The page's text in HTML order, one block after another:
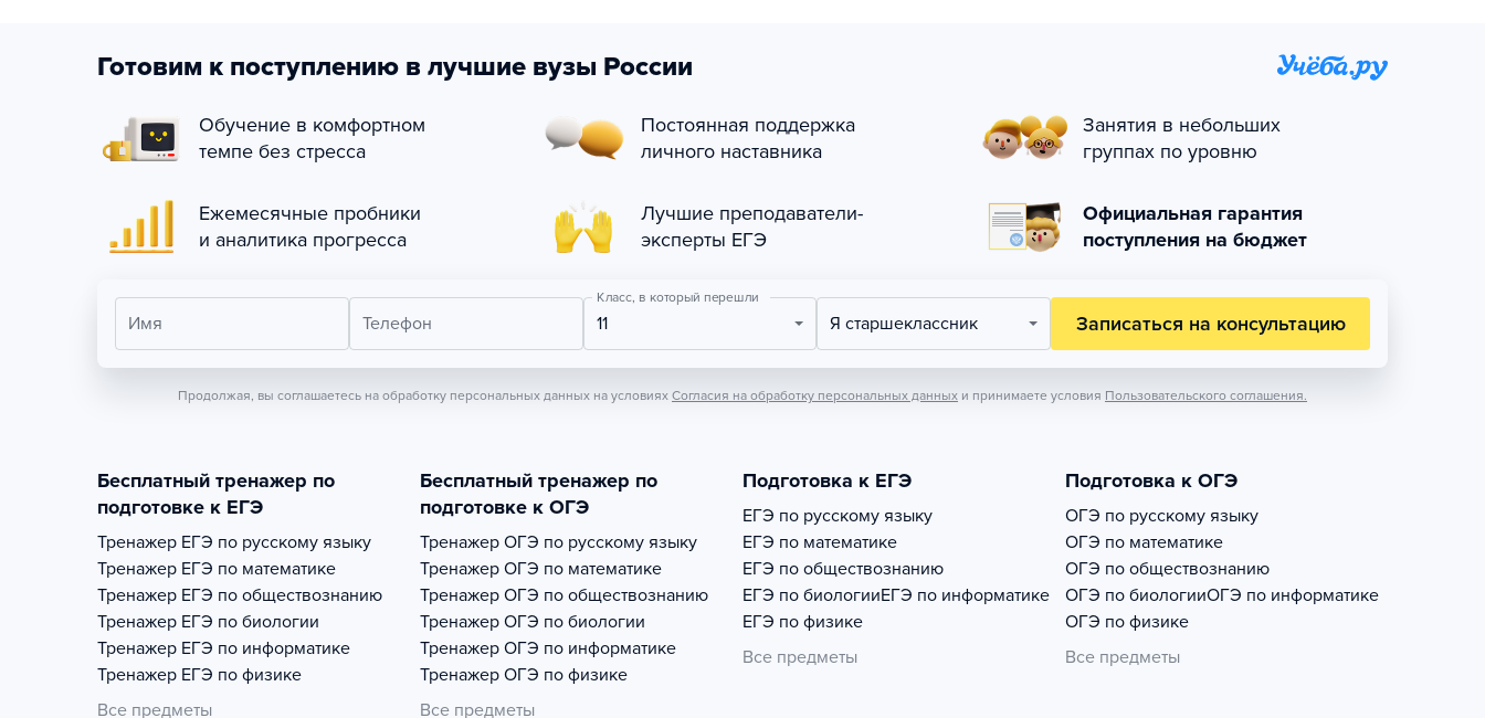
Готовим к поступлению в лучшие вузы России
Обучение в комфортном
темпе без стресса
Постоянная поддержка
личного наставника
Занятия в небольших
группах по уровню
Ежемесячные пробники
и аналитика прогресса
Лучшие преподаватели-
эксперты ЕГЭ
Официальная гарантия
поступления на бюджет
Имя Телефон
Класс, в который перешли
11 Я старшеклассник Записаться на консультацию
Продолжая, вы соглашаетесь на обработку персональных данных на условиях Согласия на обработку персональных данных и принимаете условия Пользовательского соглашения.
Бесплатный тренажер по
подготовке к ЕГЭ
Тренажер ЕГЭ по русскому языку
Тренажер ЕГЭ по математике
Тренажер ЕГЭ по обществознанию
Тренажер ЕГЭ по биологии
Тренажер ЕГЭ по информатике
Тренажер ЕГЭ по физике
Все предметы
Бесплатный тренажер по
подготовке к ОГЭ
Тренажер ОГЭ по русскому языку
Тренажер ОГЭ по математике
Тренажер ОГЭ по обществознанию
Тренажер ОГЭ по биологии
Тренажер ОГЭ по информатике
Тренажер ОГЭ по физике
Все предметы
Подготовка к ЕГЭ
ЕГЭ по русскому языку
ЕГЭ по математике
ЕГЭ по обществознанию
ЕГЭ по биологииЕГЭ по информатике
ЕГЭ по физике
Все предметы
Подготовка к ОГЭ
ОГЭ по русскому языку
ОГЭ по математике
ОГЭ по обществознанию
ОГЭ по биологииОГЭ по информатике
ОГЭ по физике
Все предметы